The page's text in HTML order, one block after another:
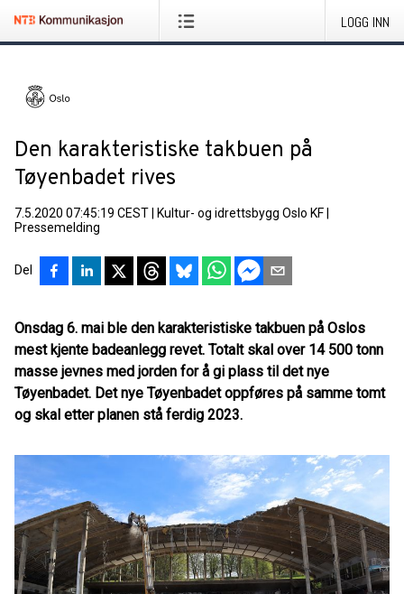
LOGG INN
Den karakteristiske takbuen på
Tøyenbadet rives
7.5.2020 07:45:19 CEST Kultur- og idrettsbygg Oslo KF
Pressemelding
Del
Onsdag 6. mai ble den karakteristiske takbuen på Oslos
mest kjente badeanlegg revet. Totalt skal over 14 500 tonn
masse jevnes med jorden for å gi plass til det nye
Tøyenbadet. Det nye Tøyenbadet oppføres på samme tomt
og skal etter planen stå ferdig 2023.